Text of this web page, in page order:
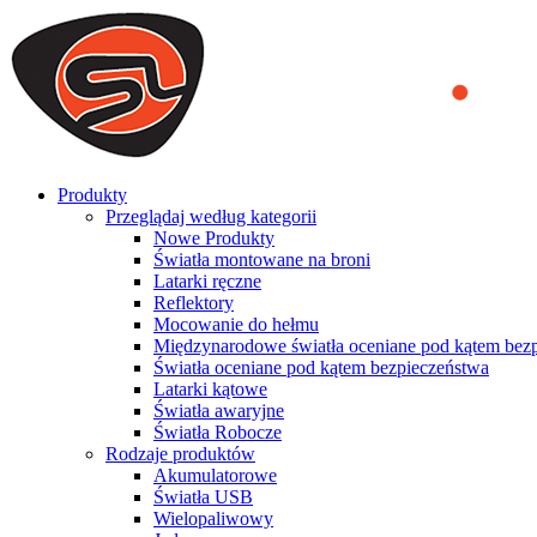
We use cookies to ensure that we provide you the best experience
you a better experience. To learn more or to find out how you can
ACCEPT AND CLOSE
Produkty
Przeglądaj według kategorii
Nowe Produkty
Światła montowane na broni
Latarki ręczne
Reflektory
Mocowanie do hełmu
Międzynarodowe światła oceniane pod kątem
Światła oceniane pod kątem bezpieczeństwa
Latarki kątowe
Światła awaryjne
Światła Robocze
Rodzaje produktów
Akumulatorowe
Światła USB
Wielopaliwowy